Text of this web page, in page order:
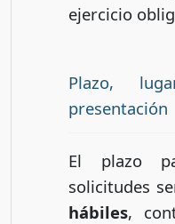
ejercicio
Plazo,
presentación
El plazo
solicitudes
hábiles,